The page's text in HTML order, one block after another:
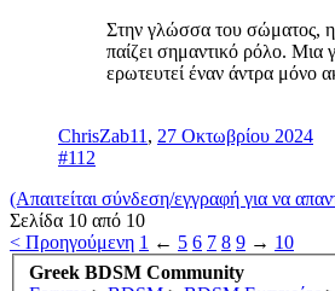
Στην γλώσσα του σώματος,
παίζει σημαντικό ρόλο. Μια
ερωτευτεί έναν άντρα μόνο
ChrisZab11 , 27 Οκτωβρίου 2024
#112
(Απαιτείται σύνδεση/εγγραφή για να
Σελίδα 10 από 10
< Προηγούμενη 1 ← 5 6 7 8 9 → 10
Greek BDSM Community